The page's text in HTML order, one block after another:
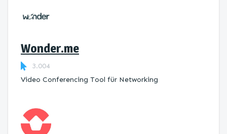
Wonder.me
3.004
Video Conferencing Tool für Networking